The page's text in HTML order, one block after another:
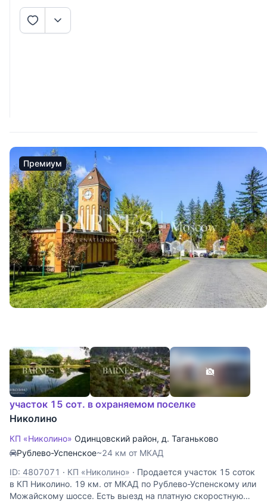
Премиум
участок 15 сот. в охраняемом поселке
Николино
КП «Николино» Одинцовский район, д. Таганьково
Рублево-Успенское~24 км от МКАД
ID: 4807071 · КП «Николино» · Продается участок 15 соток
в КП Николино. 19 км. от МКАД по Рублево-Успенскому или
Можайскому шоссе. Есть выезд на платную скоростную